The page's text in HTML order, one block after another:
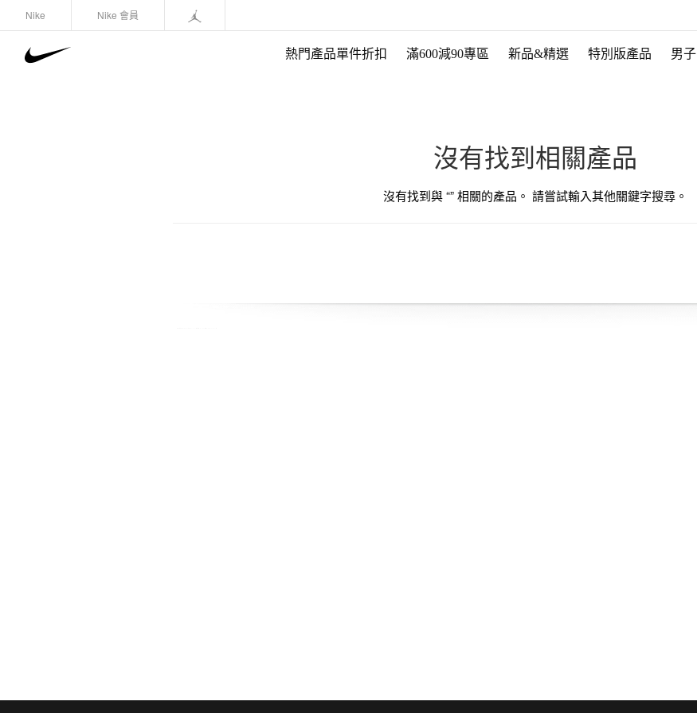
Nike Nike 會員
熱門產品單件折扣 滿600減90專區 新品&精選 特別版產品 男子
沒有找到相關產品
沒有找到與 “” 相關的產品。 請嘗試輸入其他關鍵字搜尋。